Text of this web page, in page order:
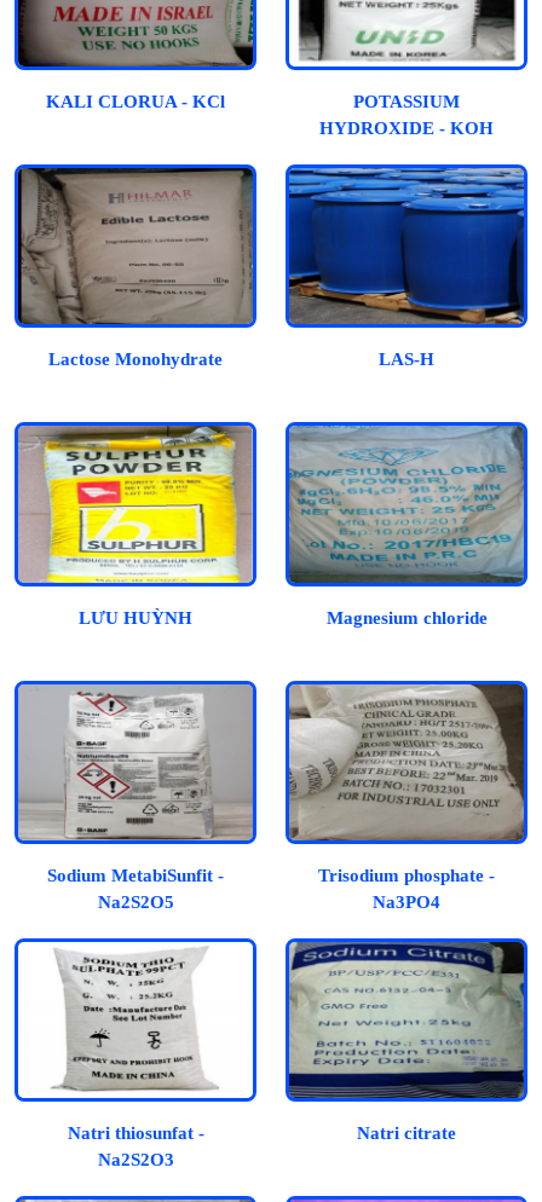
KALI CLORUA - KCl
POTASSIUM
HYDROXIDE - KOH
Lactose Monohydrate LAS-H
LƯU HUỲNH Magnesium chloride
Sodium MetabiSunfit -
Na2S2O5
Trisodium phosphate -
Na3PO4
Natri thiosunfat -
Na2S2O3
Natri citrate